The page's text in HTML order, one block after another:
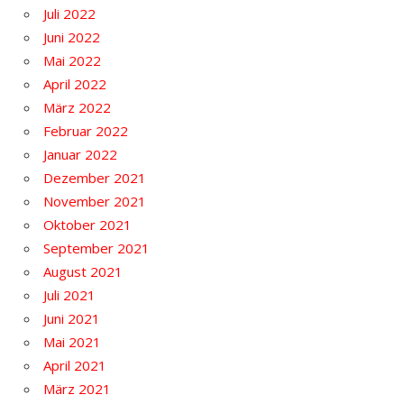
Juli 2022
Juni 2022
Mai 2022
April 2022
März 2022
Februar 2022
Januar 2022
Dezember 2021
November 2021
Oktober 2021
September 2021
August 2021
Juli 2021
Juni 2021
Mai 2021
April 2021
März 2021